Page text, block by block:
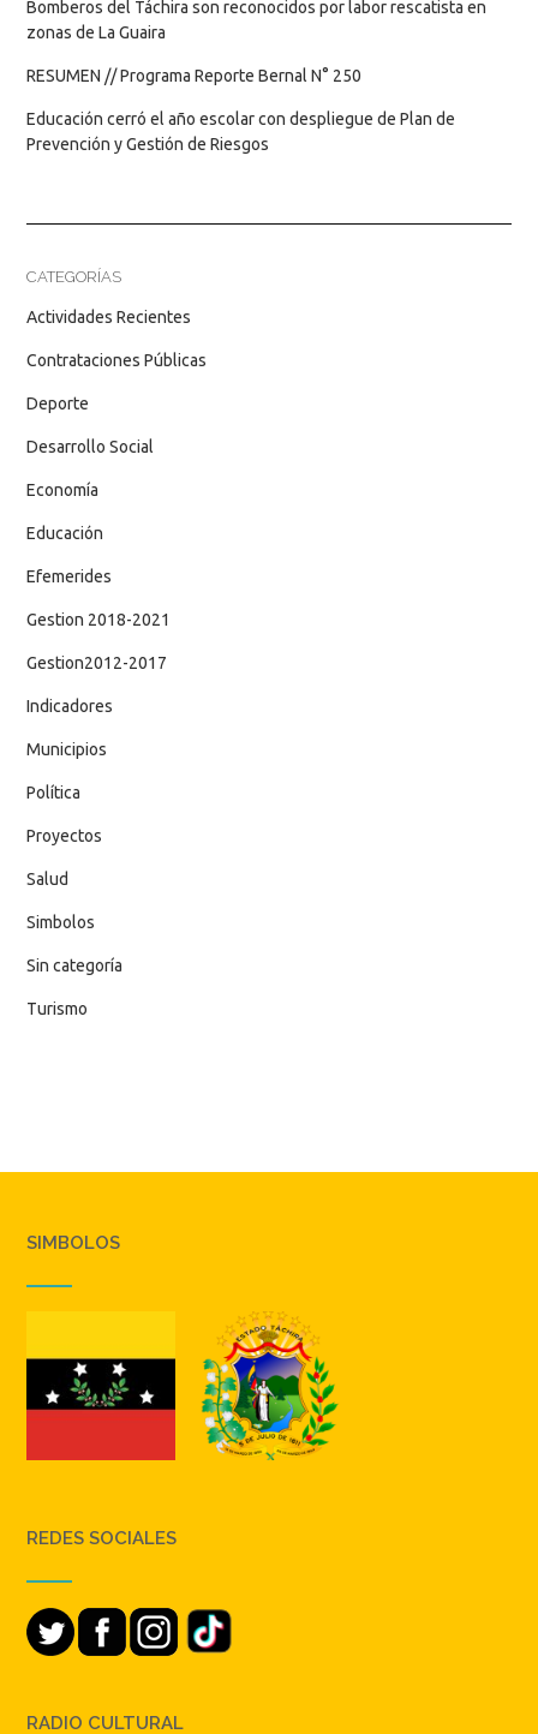
Bomberos del Táchira son reconocidos por labor rescatista en
zonas de La Guaira
RESUMEN // Programa Reporte Bernal N° 250
Educación cerró el año escolar con despliegue de Plan de
Prevención y Gestión de Riesgos
CATEGORÍAS
Actividades Recientes
Contrataciones Públicas
Deporte
Desarrollo Social
Economía
Educación
Efemerides
Gestion 2018-2021
Gestion2012-2017
Indicadores
Municipios
Política
Proyectos
Salud
Simbolos
Sin categoría
Turismo
SIMBOLOS
REDES SOCIALES
RADIO CULTURAL